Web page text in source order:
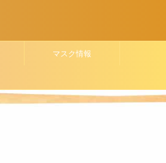
マスク情報